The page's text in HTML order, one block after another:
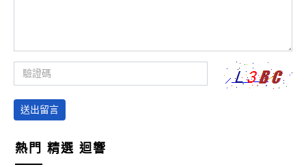
送出留言
熱門 精選 迴響